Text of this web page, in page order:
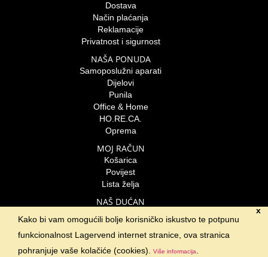
Dostava
Način plaćanja
Reklamacije
Privatnost i sigurnost
NAŠA PONUDA
Samoposlužni aparati
Dijelovi
Punila
Office & Home
HO.RE.CA.
Oprema
MOJ RAČUN
Košarica
Povijest
Lista želja
NAŠ DUĆAN
Braće Radić 23- odvojak
Velika Gorica
01-6235-806
x
Kako bi vam omogućili bolje korisničko iskustvo te potpunu
funkcionalnost Lagervend internet stranice, ova stranica
pohranjuje vaše kolačiće (cookies).
Više informacija